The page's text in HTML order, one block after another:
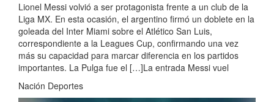
Lionel Messi volvió a ser protagonista frente a un club de la
Liga MX. En esta ocasión, el argentino firmó un doblete en la
goleada del Inter Miami sobre el Atlético San Luis,
correspondiente a la Leagues Cup, confirmando una vez
más su capacidad para marcar diferencia en los partidos
importantes. La Pulga fue el […]La entrada Messi vuel
Nación Deportes